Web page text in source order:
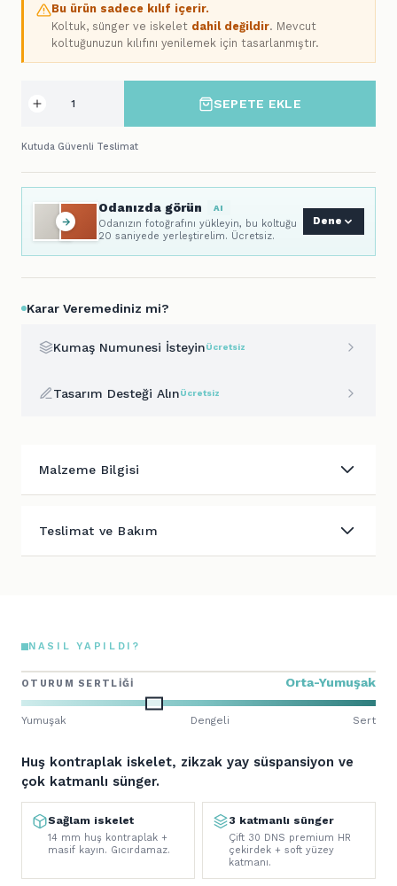
Bu ürün sadece kılıf içerir.
Koltuk, sünger ve iskelet dahil değildir. Mevcut
koltuğunuzun kılıfını yenilemek için tasarlanmıştır.
SEPETE EKLE
Kutuda Güvenli Teslimat
Odanızda görün AI
Odanızın fotoğrafını yükleyin, bu koltuğu
20 saniyede yerleştirelim. Ücretsiz.
Dene
Karar Veremediniz mi?
Kumaş Numunesi İsteyinÜcretsiz
Tasarım Desteği AlınÜcretsiz
Malzeme Bilgisi
Teslimat ve Bakım
NASIL YAPILDI?
Huş kontraplak iskelet, zikzak yay süspansiyon ve
çok katmanlı sünger.
Sağlam iskelet
14 mm huş kontraplak +
masif kayın. Gıcırdamaz.
3 katmanlı sünger
Çift 30 DNS premium HR
çekirdek + soft yüzey
katmanı.
OTURUM SERTLIĞI Orta-Yumuşak
Yumuşak Dengeli Sert